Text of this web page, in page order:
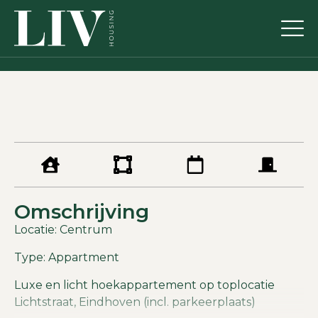
Omschrijving
Locatie: Centrum
Type: Appartment
Luxe en licht hoekappartement op toplocatie
Lichtstraat, Eindhoven (incl. parkeerplaats)